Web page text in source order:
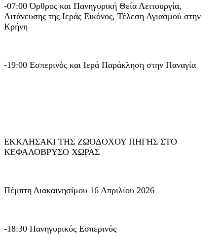
-07:00 Όρθρος και Πανηγυρική Θεία Λειτουργία,
Λιτάνευσης της Ιεράς Εικόνος, Τέλεση Αγιασμού στην
Κρήνη
-19:00 Εσπερινός και Ιερά Παράκληση στην Παναγία
ΕΚΚΛΗΣΑΚΙ ΤΗΣ ΖΩΟΔΟΧΟΥ ΠΗΓΗΣ ΣΤΟ
ΚΕΦΑΛΟΒΡΥΣΟ ΧΩΡΑΣ
Πέμπτη Διακαινησίμου 16 Απριλίου 2026
-18:30 Πανηγυρικός Εσπερινός